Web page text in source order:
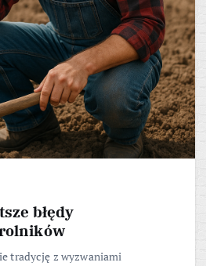
błędy
tradycję z wyzwaniami